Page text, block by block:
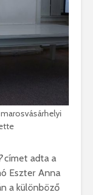
címet adta a
Eszter Anna
a különböző